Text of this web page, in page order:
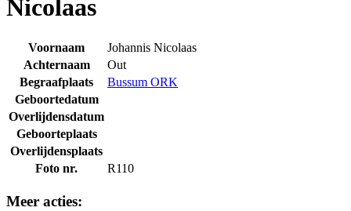
Nicolaas
Voornaam
Johannis Nicolaas
Achternaam
Out
Begraafplaats
Bussum ORK
Geboortedatum
Overlijdensdatum
Geboorteplaats
Overlijdensplaats
Foto nr.
R110
Meer acties: